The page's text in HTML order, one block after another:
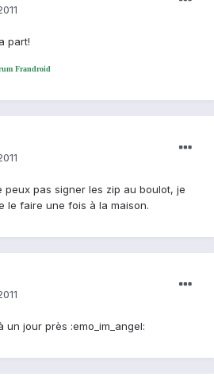
part!
Frandroid
pas signer les zip au boulot, je
le faire une fois à la maison.
jour près :emo_im_angel: